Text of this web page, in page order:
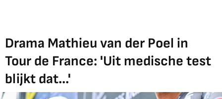
Drama Mathieu van der Poel in
Tour de France: 'Uit medische test
blijkt dat...'